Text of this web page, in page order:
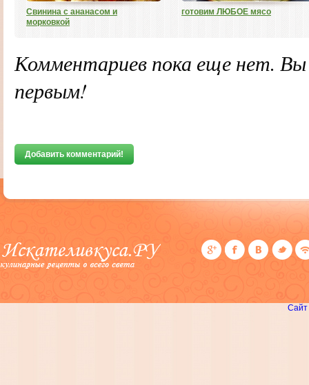
Свинина с ананасом и
морковкой
готовим ЛЮБОЕ мясо
Комментариев пока еще нет.
первым!
Добавить комментарий!
Сайт